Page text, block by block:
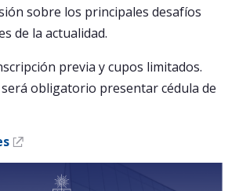
sobre los principales desafíos
de la actualidad.
previa y cupos limitados.
será obligatorio presentar cédula de